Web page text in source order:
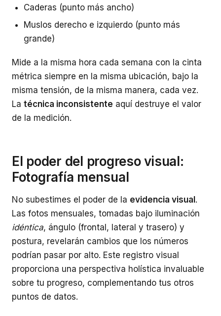
Caderas (punto más ancho)
Muslos derecho e izquierdo (punto más
grande)
Mide a la misma hora cada semana con la cinta
métrica siempre en la misma ubicación, bajo la
misma tensión, de la misma manera, cada vez.
La técnica inconsistente aquí destruye el valor
de la medición.
El poder del progreso visual:
Fotografía mensual
No subestimes el poder de la evidencia visual .
Las fotos mensuales, tomadas bajo iluminación
idéntica, ángulo (frontal, lateral y trasero) y
postura, revelarán cambios que los números
podrían pasar por alto. Este registro visual
proporciona una perspectiva holística invaluable
sobre tu progreso, complementando tus otros
puntos de datos.